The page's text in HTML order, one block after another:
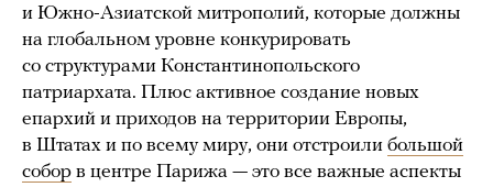
и Южно-Азиатской митрополий, которые должны
на глобальном уровне конкурировать
со структурами Константинопольского
патриархата. Плюс активное создание новых
епархий и приходов на территории Европы,
в Штатах и по всему миру, они отстроили большой
собор в центре Парижа — это все важные аспекты